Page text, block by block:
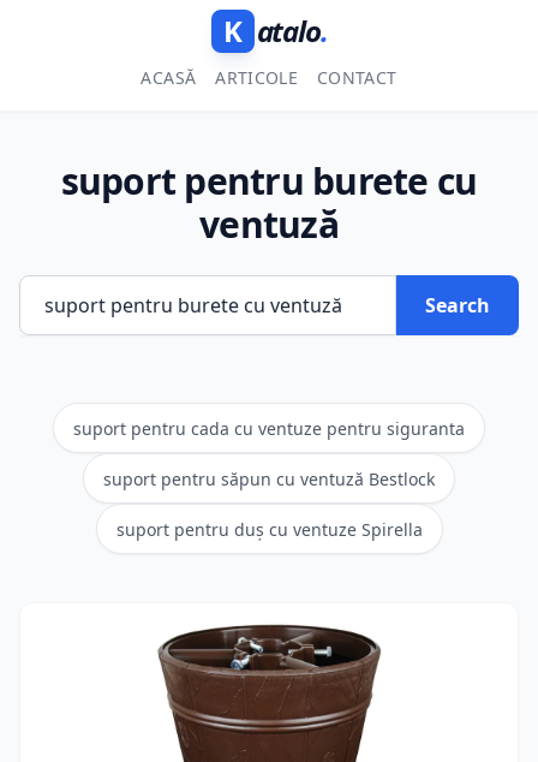
K atalo.
ACASĂ ARTICOLE CONTACT
suport pentru burete cu
ventuză
Search
suport pentru cada cu ventuze pentru siguranta
suport pentru săpun cu ventuză Bestlock
suport pentru duș cu ventuze Spirella